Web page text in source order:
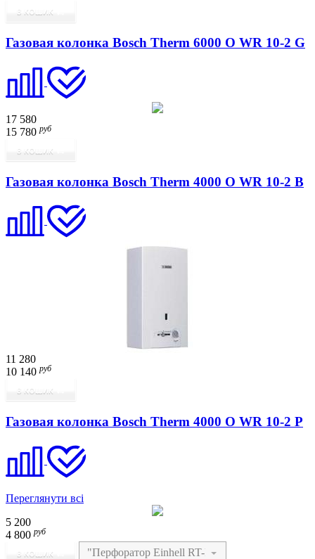
В КОШИК
Газовая колонка Bosch Therm 6000 O WR 10-2 G
17 580
15 780 руб
В КОШИК
Газовая колонка Bosch Therm 4000 O WR 10-2 B
11 280
10 140 руб
В КОШИК
Газовая колонка Bosch Therm 4000 O WR 10-2 P
Переглянути всі
5 200
4 800 руб
В КОШИК